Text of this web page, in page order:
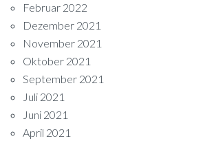
Februar 2022
Dezember 2021
November 2021
Oktober 2021
September 2021
Juli 2021
Juni 2021
April 2021